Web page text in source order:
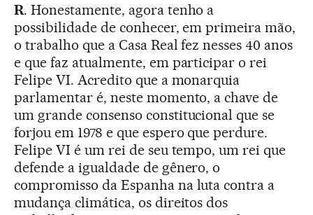
R. Honestamente, agora tenho a
possibilidade de conhecer, em primeira mão,
o trabalho que a Casa Real fez nesses 40 anos
e que faz atualmente, em participar o rei
Felipe VI. Acredito que a monarquia
parlamentar é, neste momento, a chave de
um grande consenso constitucional que se
forjou em 1978 e que espero que perdure.
Felipe VI é um rei de seu tempo, um rei que
defende a igualdade de gênero, o
compromisso da Espanha na luta contra a
mudança climática, os direitos dos